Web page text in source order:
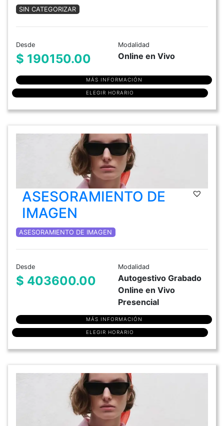
SIN CATEGORIZAR
Desde
$ 190150.00
Modalidad
Online en Vivo
MÁS INFORMACIÓN
ELEGIR HORARIO
ASESORAMIENTO DE
IMAGEN
ASESORAMIENTO DE IMAGEN
Desde
$ 403600.00
Modalidad
Autogestivo Grabado
Online en Vivo
Presencial
MÁS INFORMACIÓN
ELEGIR HORARIO